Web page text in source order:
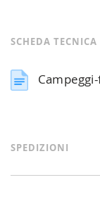
SCHEDA TECNICA
SPEDIZIONI